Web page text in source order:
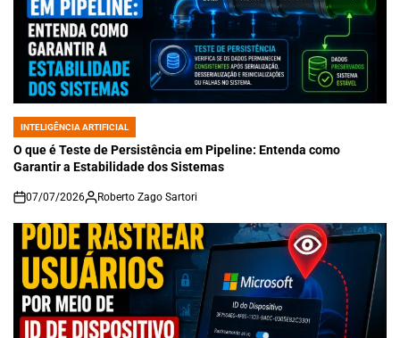
POSTED
IN
INTELIGÊNCIA ARTIFICIAL
O que é Teste de Persistência em Pipeline: Entenda como
Garantir a Estabilidade dos Sistemas
on
07/07/2026 Roberto Zago Sartori